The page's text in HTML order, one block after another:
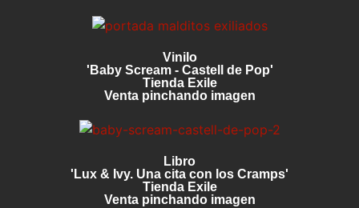
Vinilo
'Baby Scream - Castell de Pop'
Tienda Exile
Venta pinchando imagen
Libro
'Lux & Ivy. Una cita con los Cramps'
Tienda Exile
Venta pinchando imagen